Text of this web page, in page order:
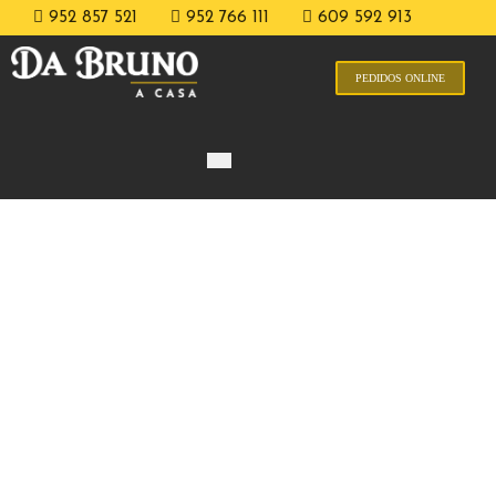
952 857 521 952 766 111 609 592 913
PEDIDOS ONLINE